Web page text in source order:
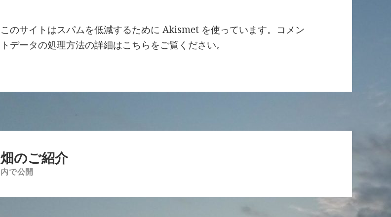
このサイトはスパムを低減するために Akismet を使っています。
コメン
トデータの処理方法の詳細はこちらをご覧ください。
畑のご紹介
内で公開